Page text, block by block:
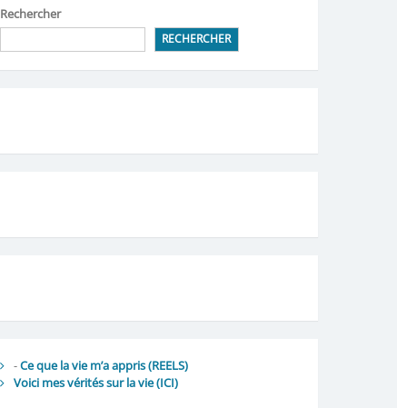
Rechercher
RECHERCHER
-Ce que la vie m’a appris (REELS)
Voici mes vérités sur la vie(ICI)